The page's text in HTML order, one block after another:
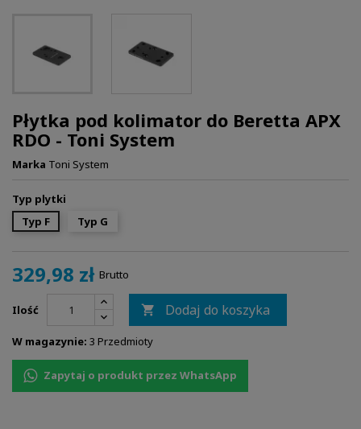
Płytka pod kolimator do Beretta APX
RDO - Toni System
Marka Toni System
Typ plytki
Typ F
Typ G
329,98 zł Brutto
Ilość  Dodaj do koszyka
W magazynie: 3 Przedmioty
Zapytaj o produkt przez WhatsApp